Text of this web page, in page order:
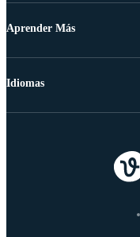
Aprender Más
Idiomas